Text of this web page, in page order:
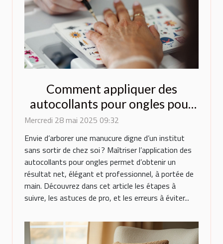
Comment appliquer des
autocollants pour ongles pour
un résultat professionnel
Mercredi 28 mai 2025 09:32
Envie d’arborer une manucure digne d’un institut
sans sortir de chez soi ? Maîtriser l’application des
autocollants pour ongles permet d’obtenir un
résultat net, élégant et professionnel, à portée de
main. Découvrez dans cet article les étapes à
suivre, les astuces de pro, et les erreurs à éviter...